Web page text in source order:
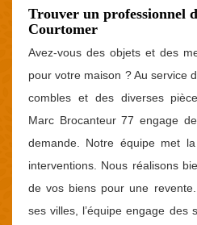
Trouver un professionnel
Courtomer
Avez-vous des objets et des
pour votre maison ? Au service
combles et des diverses
Marc Brocanteur 77 engage
demande. Notre équipe met
interventions. Nous réalisons
de vos biens pour une
ses villes, l’équipe engage des